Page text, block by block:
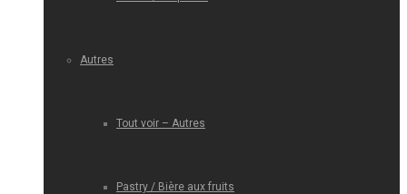
Autres
Tout voir – Autres
Pastry / Bière aux fruits